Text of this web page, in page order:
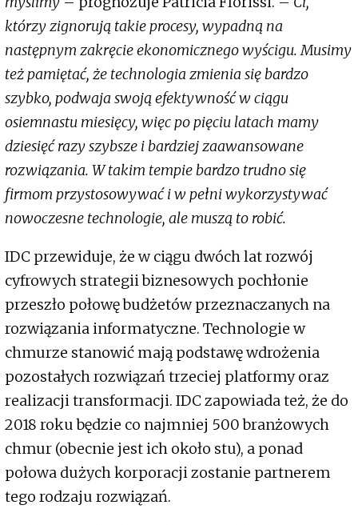
którzy zignorują takie procesy, wypadną na
następnym zakręcie ekonomicznego wyścigu. Musimy
też pamiętać, że technologia zmienia się bardzo
szybko, podwaja swoją efektywność w ciągu
osiemnastu miesięcy, więc po pięciu latach mamy
dziesięć razy szybsze i bardziej zaawansowane
rozwiązania. W takim tempie bardzo trudno się
firmom przystosowywać i w pełni wykorzystywać
nowoczesne technologie, ale muszą to robić.
IDC przewiduje, że w ciągu dwóch lat rozwój
cyfrowych strategii biznesowych pochłonie
przeszło połowę budżetów przeznaczanych na
rozwiązania informatyczne. Technologie w
chmurze stanowić mają podstawę wdrożenia
pozostałych rozwiązań trzeciej platformy oraz
realizacji transformacji. IDC zapowiada też, że do
2018 roku będzie co najmniej 500 branżowych
chmur (obecnie jest ich około stu), a ponad
połowa dużych korporacji zostanie partnerem
tego rodzaju rozwiązań.